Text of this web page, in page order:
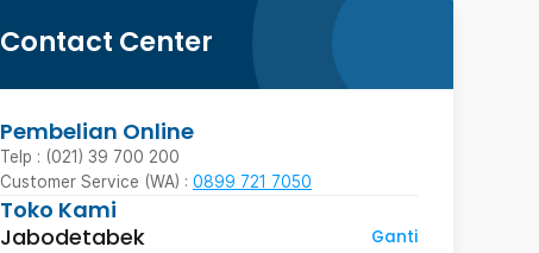
Contact Center
Pembelian Online
Telp : (021) 39 700 200
Customer Service (WA) : 0899 721 7050
Toko Kami
Jabodetabek
Ganti